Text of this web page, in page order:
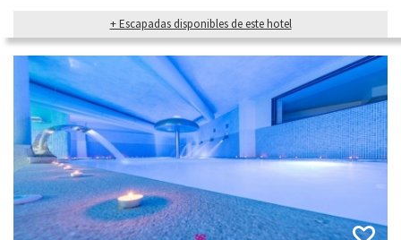
+ Escapadas disponibles de este hotel